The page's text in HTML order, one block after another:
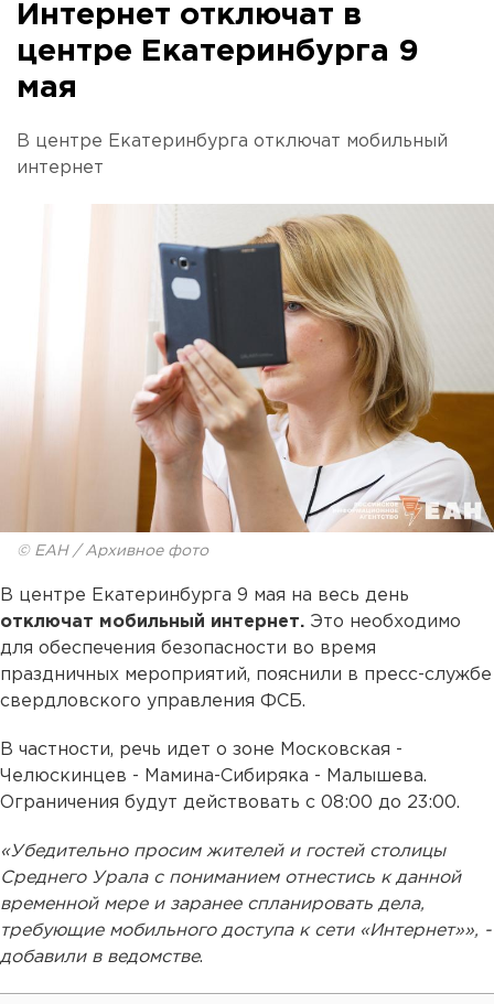
Интернет отключат в
центре Екатеринбурга 9
мая
В центре Екатеринбурга отключат мобильный
интернет
© ЕАН / Архивное фото
В центре Екатеринбурга 9 мая на весь день
отключат мобильный интернет. Это необходимо
для обеспечения безопасности во время
праздничных мероприятий, пояснили в пресс-службе
свердловского управления ФСБ.
В частности, речь идет о зоне Московская -
Челюскинцев - Мамина-Сибиряка - Малышева.
Ограничения будут действовать с 08:00 до 23:00.
«Убедительно просим жителей и гостей столицы
Среднего Урала с пониманием отнестись к данной
временной мере и заранее спланировать дела,
требующие мобильного доступа к сети «Интернет»», -
добавили в ведомстве.